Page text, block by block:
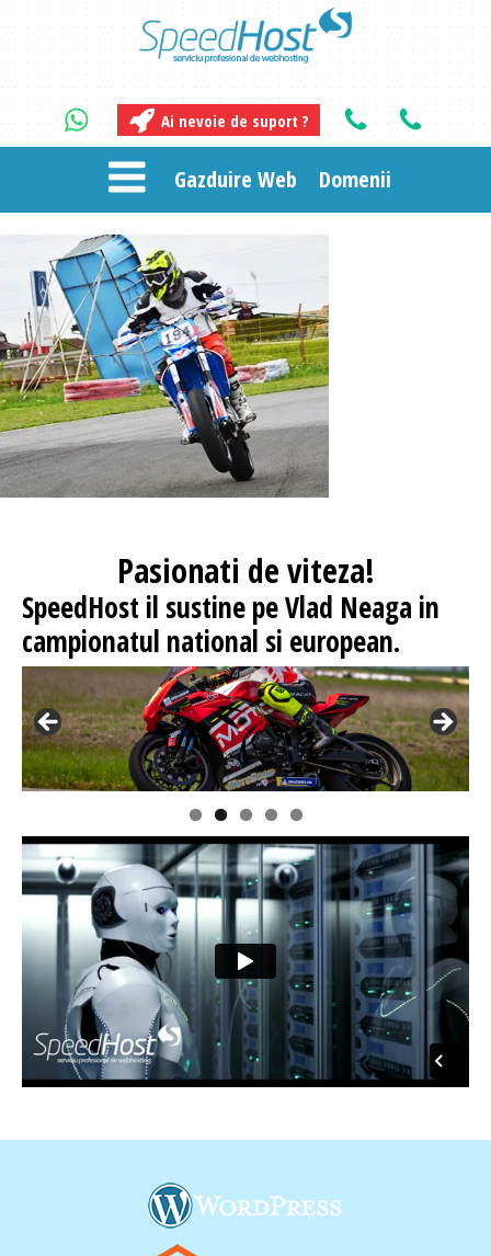
Ai nevoie de suport ?
Gazduire Web Domenii
Pasionati de viteza!
SpeedHost il sustine pe Vlad Neaga in
campionatul national si european.